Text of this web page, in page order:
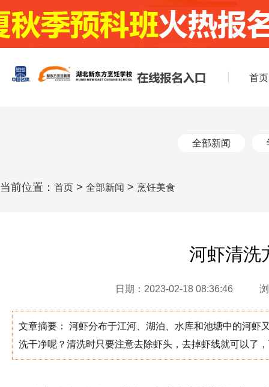
首页
全部新闻
当前位置： 首页 > 全部新闻 > 烹饪美食
河虾清洗
日期：2023-02-18 08:36:46
文章摘要： 河虾分布于江河、湖泊、水库和池塘中的河虾
洗干净呢？清洗时只要注意去除虾头，去掉虾线就可以了